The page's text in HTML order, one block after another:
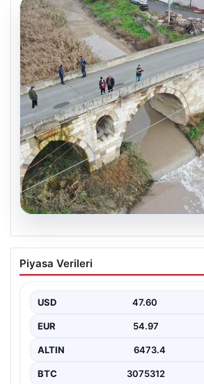
Tekirdağ’da Su Kaynakları
Sıkı Denetimler ve Büyük
Türkiye’nin Marmara bölgesindeki
çalışmalarını…
Piyasa Verileri
USD 47.60
EUR 54.97
ALTIN 6473.4
BTC 3075312